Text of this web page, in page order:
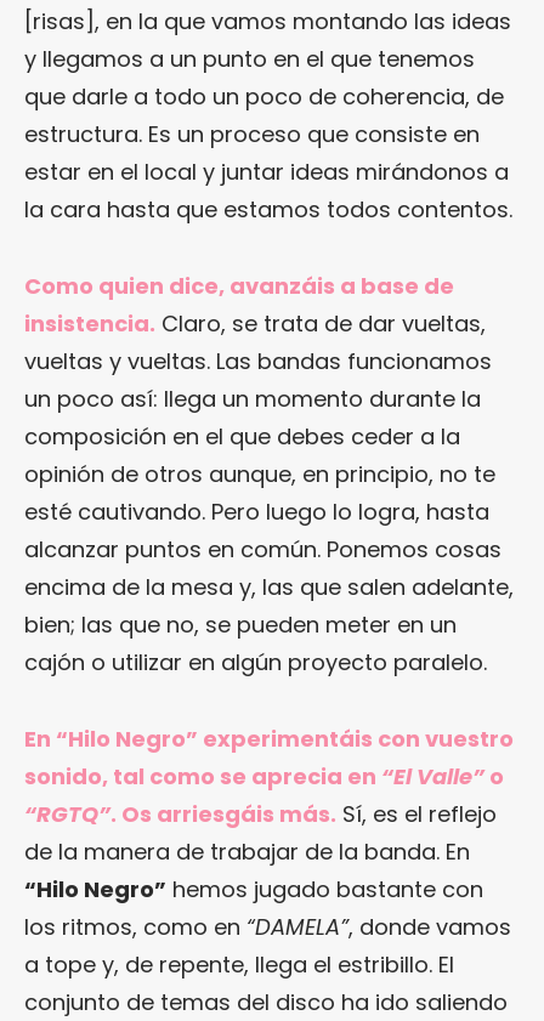
[risas], en la que vamos montando las ideas
y llegamos a un punto en el que tenemos
que darle a todo un poco de coherencia, de
estructura. Es un proceso que consiste en
estar en el local y juntar ideas mirándonos a
la cara hasta que estamos todos contentos.
Como quien dice, avanzáis a base de
insistencia. Claro, se trata de dar vueltas,
vueltas y vueltas. Las bandas funcionamos
un poco así: llega un momento durante la
composición en el que debes ceder a la
opinión de otros aunque, en principio, no te
esté cautivando. Pero luego lo logra, hasta
alcanzar puntos en común. Ponemos cosas
encima de la mesa y, las que salen adelante,
bien; las que no, se pueden meter en un
cajón o utilizar en algún proyecto paralelo.
En “Hilo Negro” experimentáis con vuestro
sonido, tal como se aprecia en “El Valle”o
“RGTQ”. Os arriesgáis más. Sí, es el reflejo
de la manera de trabajar de la banda. En
“Hilo Negro” hemos jugado bastante con
los ritmos, como en “DAMELA”, donde vamos
a tope y, de repente, llega el estribillo. El
conjunto de temas del disco ha ido saliendo